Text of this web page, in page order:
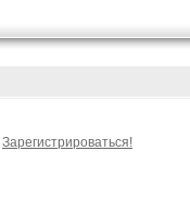
Зарегистрироваться!